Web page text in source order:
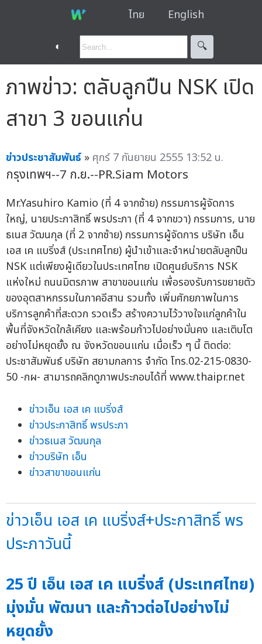
ไทย English
◐ 🔍︎
ภาพข่าว: ตลับลูกปืน NSK เปิด
สาขา 3 ขอนแก่น
ข่าวประชาสัมพันธ์ » ศุกร์ 7 กันยายน 2555 13:52 น.
กรุงเทพฯ--7 ก.ย.--PR.Siam Motors
Mr.Yasuhiro Kamio (ที่ 4 จากซ้าย) กรรมการผู้จัดการ
ใหญ่, นายประกาสิทธิ์ พรประภา (ที่ 4 จากขวา) กรรมการ, นาย
ธเนส วัฒนกุล (ที่ 2 จากซ้าย) กรรมการผู้จัดการ บริษัท เอ็น
เอส เค แบริ่งส์ (ประเทศไทย) ผู้นำเข้าและจำหน่ายตลับลูกปืน
NSK แต่เพียงผู้เดียวในประเทศไทย เปิดศูนย์บริการ NSK
แห่งใหม่ ถนนมิตรภาพ สาขาขอนแก่น เพื่อรองรับการขยายตัว
ของอุตสาหกรรมในภาคอีสาน รวมทั้ง เพิ่มศักยภาพในการ
บริการลูกค้าที่สะดวก รวดเร็ว สร้างความไว้วางใจแก่ลูกค้าใน
พื้นที่จังหวัดใกล้เคียง และพร้อมก้าวไปอย่างมั่นคง และเติบโต
อย่างไม่หยุดยั้ง ณ จังหวัดขอนแก่น เมื่อเร็ว ๆ นี้ ติดต่อ:
ประชาสัมพันธ์ บริษัท สยามกลการ จำกัด โทร.02-215-0830-
50 -กผ- สามารถคลิกดูภาพประกอบได้ที่ www.thaipr.net
ข่าวเอ็น เอส เค แบริ่งส์
ข่าวประกาสิทธิ์ พรประภา
ข่าวธเนส วัฒนกุล
ข่าวบริษัท เอ็น
ข่าวสาขาขอนแก่น
ข่าวเอ็น เอส เค แบริ่งส์+ประกาสิทธิ์ พร
ประภาวันนี้
25 ปี เอ็น เอส เค แบริ่งส์ (ประเทศไทย)
มุ่งมั่น พัฒนา และก้าวต่อไปอย่างไม่
หยุดยั้ง